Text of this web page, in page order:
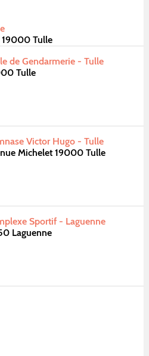
19000 Tulle
de Gendarmerie - Tulle
Tulle
Victor Hugo - Tulle
Michelet 19000 Tulle
Sportif - Laguenne
Laguenne